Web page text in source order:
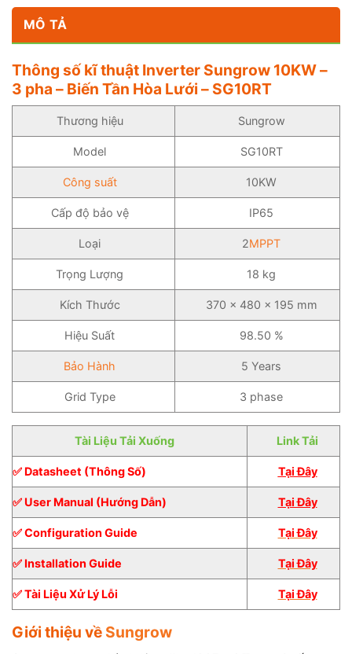
MÔ TẢ
Thông số kĩ thuật Inverter Sungrow 10KW –
3 pha – Biến Tần Hòa Lưới – SG10RT
Thương hiệu Sungrow
Model SG10RT
Công suất 10KW
Cấp độ bảo vệ IP65
Loại 2MPPT
Trọng Lượng 18 kg
Kích Thước 370 x 480 x 195 mm
Hiệu Suất 98.50 %
Bảo Hành 5 Years
Grid Type 3 phase
Tài Liệu Tải Xuống Link Tải
✅ Datasheet (Thông Số) Tại Đây
✅ User Manual (Hướng Dẫn) Tại Đây
✅ Configuration Guide Tại Đây
✅ Installation Guide Tại Đây
✅ Tài Liệu Xử Lý Lỗi Tại Đây
Giới thiệu về Sungrow